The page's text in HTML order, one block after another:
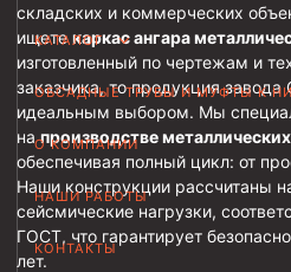
КАТАЛОГ
ОБСАДНЫЕ ТРУБЫ И МУФТЫ К
О КОМПАНИИ
НАШИ РАБОТЫ
КОНТАКТЫ
Трубы НКТ ГОСТ 633-80
Муфты для насосно-
Муфта НКТ 114
Муфта НКТ 102
Муфта НКТ 89
Муфта НКТ 73
складских и коммерческих
ищетекаркас ангара
изготовленный по чертежам и
заказчика, то продукция
идеальным выбором. Мы
напроизводстве
обеспечивая полный цикл: от
Наши конструкции рассчитаны
сейсмические нагрузки,
ГОСТ, что гарантирует
лет.